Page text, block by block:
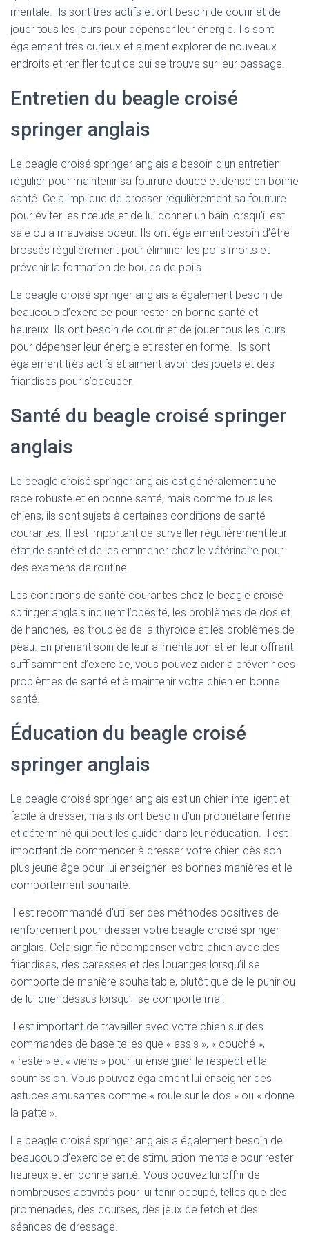
mentale. Ils sont très actifs et ont besoin de courir et de
jouer tous les jours pour dépenser leur énergie. Ils sont
également très curieux et aiment explorer de nouveaux
endroits et renifler tout ce qui se trouve sur leur passage.
Entretien du beagle croisé
springer anglais
Le beagle croisé springer anglais a besoin d’un entretien
régulier pour maintenir sa fourrure douce et dense en bonne
santé. Cela implique de brosser régulièrement sa fourrure
pour éviter les nœuds et de lui donner un bain lorsqu’il est
sale ou a mauvaise odeur. Ils ont également besoin d’être
brossés régulièrement pour éliminer les poils morts et
prévenir la formation de boules de poils.
Le beagle croisé springer anglais a également besoin de
beaucoup d’exercice pour rester en bonne santé et
heureux. Ils ont besoin de courir et de jouer tous les jours
pour dépenser leur énergie et rester en forme. Ils sont
également très actifs et aiment avoir des jouets et des
friandises pour s’occuper.
Santé du beagle croisé springer
anglais
Le beagle croisé springer anglais est généralement une
race robuste et en bonne santé, mais comme tous les
chiens, ils sont sujets à certaines conditions de santé
courantes. Il est important de surveiller régulièrement leur
état de santé et de les emmener chez le vétérinaire pour
des examens de routine.
Les conditions de santé courantes chez le beagle croisé
springer anglais incluent l’obésité, les problèmes de dos et
de hanches, les troubles de la thyroïde et les problèmes de
peau. En prenant soin de leur alimentation et en leur offrant
suffisamment d’exercice, vous pouvez aider à prévenir ces
problèmes de santé et à maintenir votre chien en bonne
santé.
Éducation du beagle croisé
springer anglais
Le beagle croisé springer anglais est un chien intelligent et
facile à dresser, mais ils ont besoin d’un propriétaire ferme
et déterminé qui peut les guider dans leur éducation. Il est
important de commencer à dresser votre chien dès son
plus jeune âge pour lui enseigner les bonnes manières et le
comportement souhaité.
Il est recommandé d’utiliser des méthodes positives de
renforcement pour dresser votre beagle croisé springer
anglais. Cela signifie récompenser votre chien avec des
friandises, des caresses et des louanges lorsqu’il se
comporte de manière souhaitable, plutôt que de le punir ou
de lui crier dessus lorsqu’il se comporte mal.
Il est important de travailler avec votre chien sur des
commandes de base telles que « assis », « couché »,
« reste » et « viens » pour lui enseigner le respect et la
soumission. Vous pouvez également lui enseigner des
astuces amusantes comme « roule sur le dos » ou « donne
la patte ».
Le beagle croisé springer anglais a également besoin de
beaucoup d’exercice et de stimulation mentale pour rester
heureux et en bonne santé. Vous pouvez lui offrir de
nombreuses activités pour lui tenir occupé, telles que des
promenades, des courses, des jeux de fetch et des
séances de dressage.